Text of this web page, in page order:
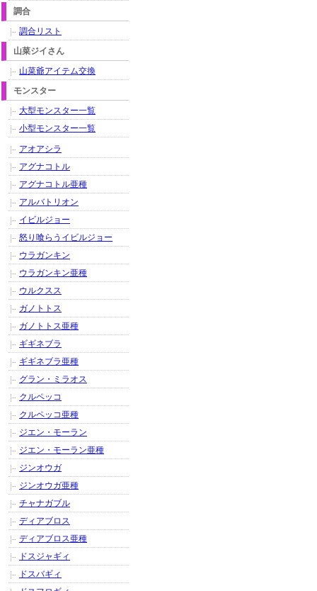
調合
調合リスト
山菜ジイさん
山菜爺アイテム交換
モンスター
大型モンスター一覧
小型モンスター一覧
アオアシラ
アグナコトル
アグナコトル亜種
アルバトリオン
イビルジョー
怒り喰らうイビルジョー
ウラガンキン
ウラガンキン亜種
ウルクスス
ガノトトス
ガノトトス亜種
ギギネブラ
ギギネブラ亜種
グラン・ミラオス
クルペッコ
クルペッコ亜種
ジエン・モーラン
ジエン・モーラン亜種
ジンオウガ
ジンオウガ亜種
チャナガブル
ディアブロス
ディアブロス亜種
ドスジャギィ
ドスバギィ